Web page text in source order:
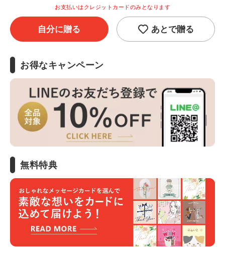
お支払いはクレジットカードのみとなります
自分に贈る あとで贈る
お得なキャンペーン
無料特典